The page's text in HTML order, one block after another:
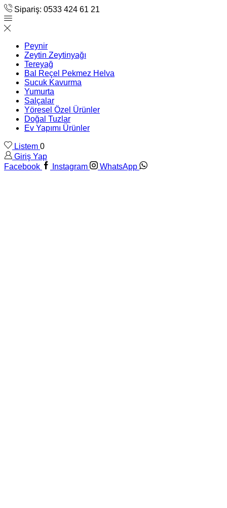
Sipariş: 0533 424 61 21
Peynir
Zeytin Zeytinyağı
Tereyağ
Bal Reçel Pekmez Helva
Sucuk Kavurma
Yumurta
Salçalar
Yöresel Özel Ürünler
Doğal Tuzlar
Ev Yapımı Ürünler
Listem 0
Giriş Yap
Facebook
Instagram WhatsApp